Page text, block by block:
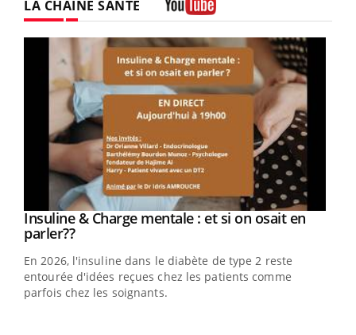
LA CHAÎNE SANTÉ
Youtube
Insuline & Charge mentale : et si on osait en
parler??Youtube
En 2026, l'insuline dans le diabète de type 2 reste
entourée d'idées reçues chez les patients comme
parfois chez les soignants.